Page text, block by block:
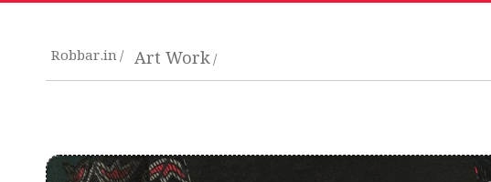
Robbar.in Art Work